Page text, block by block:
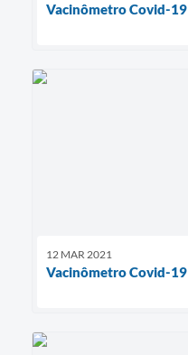
Vacinômetro Covid-19
12 MAR 2021
Vacinômetro Covid-19